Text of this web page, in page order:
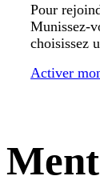
Pour
Munissez-
choisissez
Activer